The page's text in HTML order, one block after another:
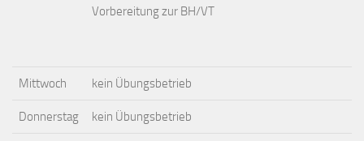
Vorbereitung zur BH/VT
Mittwoch kein Übungsbetrieb
Donnerstag kein Übungsbetrieb